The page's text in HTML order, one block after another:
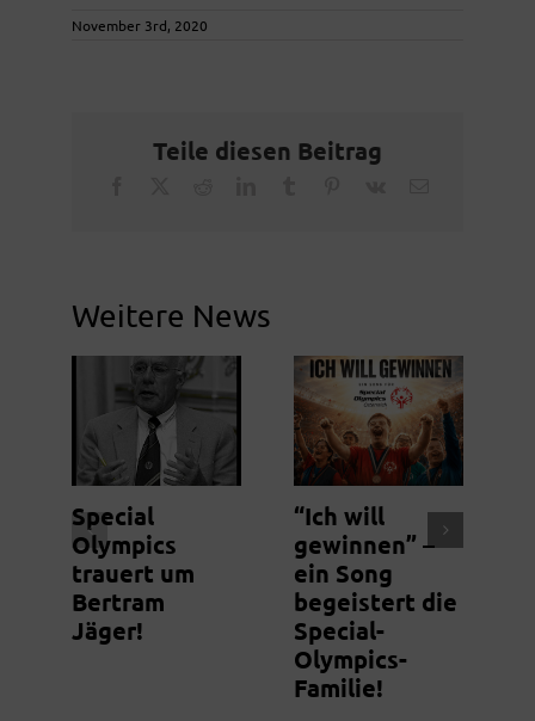
November 3rd, 2020
Teile diesen Beitrag
Weitere News
Special
Olympics
trauert um
Bertram
Jäger!
“Ich will
gewinnen” –
ein Song
begeistert die
Special-
Olympics-
Familie!